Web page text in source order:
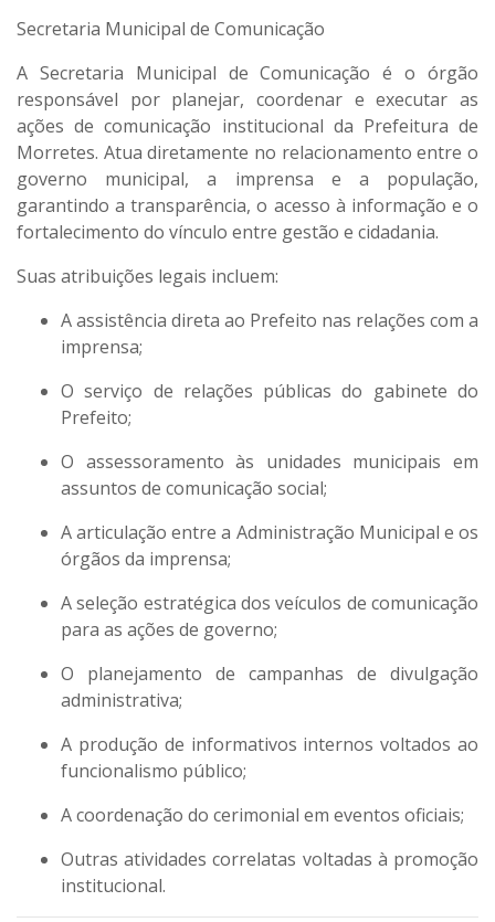
Secretaria Municipal de Comunicação
A Secretaria Municipal de Comunicação é o órgão
responsável por planejar, coordenar e executar as
ações de comunicação institucional da Prefeitura de
Morretes. Atua diretamente no relacionamento entre o
governo municipal, a imprensa e a população,
garantindo a transparência, o acesso à informação e o
fortalecimento do vínculo entre gestão e cidadania.
Suas atribuições legais incluem:
A assistência direta ao Prefeito nas relações com a
imprensa;
O serviço de relações públicas do gabinete do
Prefeito;
O assessoramento às unidades municipais em
assuntos de comunicação social;
A articulação entre a Administração Municipal e os
órgãos da imprensa;
A seleção estratégica dos veículos de comunicação
para as ações de governo;
O planejamento de campanhas de divulgação
administrativa;
A produção de informativos internos voltados ao
funcionalismo público;
A coordenação do cerimonial em eventos oficiais;
Outras atividades correlatas voltadas à promoção
institucional.